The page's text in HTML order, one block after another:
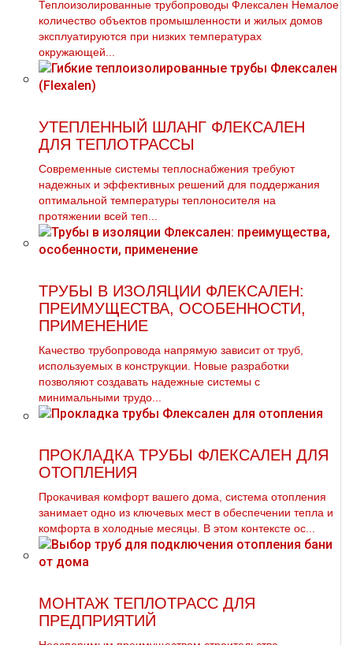
Теплоизолированные трубопроводы Флексален Немалое
количество объектов промышленности и жилых домов
эксплуатируются при низких температурах
окружающей...
УТЕПЛЕННЫЙ ШЛАНГ ФЛЕКСАЛЕН
ДЛЯ ТЕПЛОТРАССЫ
Современные системы теплоснабжения требуют
надежных и эффективных решений для поддержания
оптимальной температуры теплоносителя на
протяжении всей теп...
ТРУБЫ В ИЗОЛЯЦИИ ФЛЕКСАЛЕН:
ПРЕИМУЩЕСТВА, ОСОБЕННОСТИ,
ПРИМЕНЕНИЕ
Качество трубопровода напрямую зависит от труб,
используемых в конструкции. Новые разработки
позволяют создавать надежные системы с
минимальными трудо...
ПРОКЛАДКА ТРУБЫ ФЛЕКСАЛЕН ДЛЯ
ОТОПЛЕНИЯ
Прокачивая комфорт вашего дома, система отопления
занимает одно из ключевых мест в обеспечении тепла и
комфорта в холодные месяцы. В этом контексте ос...
МОНТАЖ ТЕПЛОТРАСС ДЛЯ
ПРЕДПРИЯТИЙ